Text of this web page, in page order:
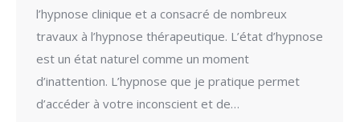
l’hypnose clinique et a consacré de nombreux
travaux à l’hypnose thérapeutique. L’état d’hypnose
est un état naturel comme un moment
d’inattention. L’hypnose que je pratique permet
d’accéder à votre inconscient et de…